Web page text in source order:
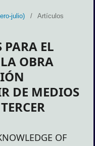
julio)
/ Artículos
PARA EL
OBRA
DE MEDIOS
OF